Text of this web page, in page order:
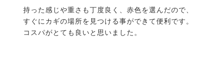
持った感じや重さも丁度良く、赤色を選んだので、
すぐにカギの場所を見つける事ができて便利です。
コスパがとても良いと思いました。